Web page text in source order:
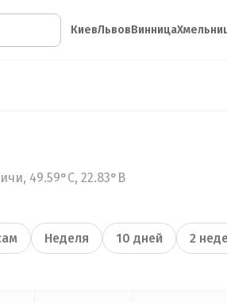
КиевЛьвовВинница
49.59°С, 22.83°В
Неделя 10 дней 2